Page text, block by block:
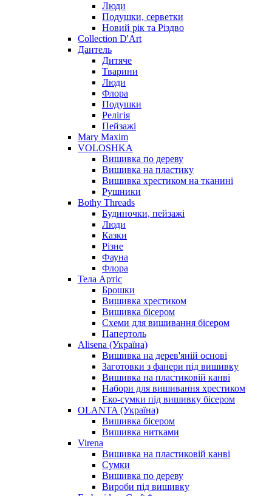
Люди
Подушки, серветки
Новий рік та Різдво
Collection D'Art
Дантель
Дитяче
Тварини
Люди
Флора
Подушки
Релігія
Пейзажі
Mary Maxim
VOLOSHKA
Вишивка по дереву
Вишивка на пластику
Вишивка хрестиком на тканині
Рушники
Bothy Threads
Будиночки, пейзажі
Люди
Казки
Різне
Фауна
Флора
Тела Артіс
Брошки
Вишивка хрестиком
Вишивка бісером
Схеми для вишивання бісером
Папертоль
Alisena (Україна)
Вишивка на дерев'яній основі
Заготовки з фанери під вишивку
Вишивка на пластиковій канві
Набори для вишивання хрестиком
Еко-сумки під вишивку бісером
OLANTA (Україна)
Вишивка бісером
Вишивка нитками
Virena
Вишивка на пластиковій канві
Сумки
Вишивка по дереву
Вироби під вишивку